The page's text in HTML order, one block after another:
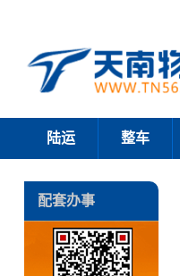
陆运 整车
配套办事